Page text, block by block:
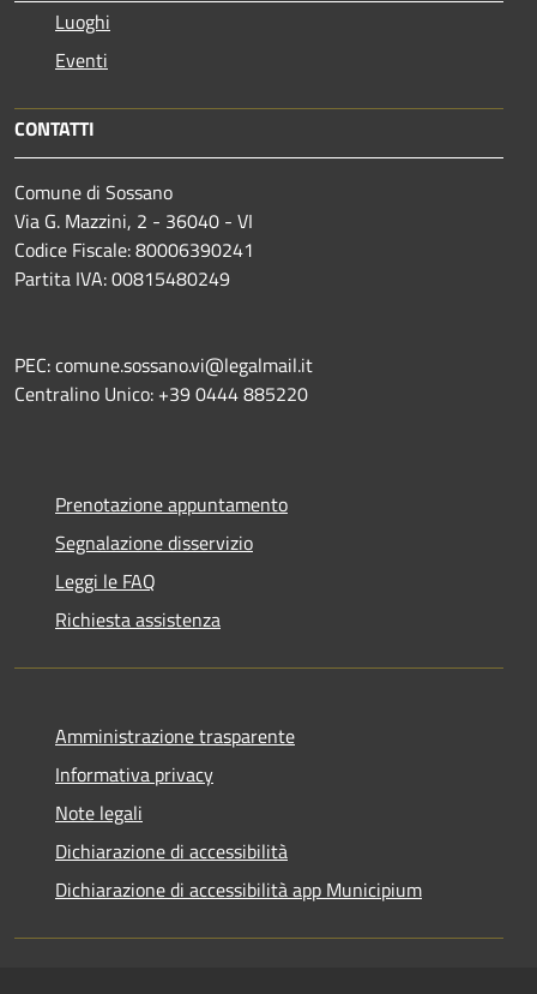
Luoghi
Eventi
CONTATTI
Comune di Sossano
Via G. Mazzini, 2 - 36040 - VI
Codice Fiscale: 80006390241
Partita IVA: 00815480249
PEC: comune.sossano.vi@legalmail.it
Centralino Unico: +39 0444 885220
Prenotazione appuntamento
Segnalazione disservizio
Leggi le FAQ
Richiesta assistenza
Amministrazione trasparente
Informativa privacy
Note legali
Dichiarazione di accessibilità
Dichiarazione di accessibilità app Municipium